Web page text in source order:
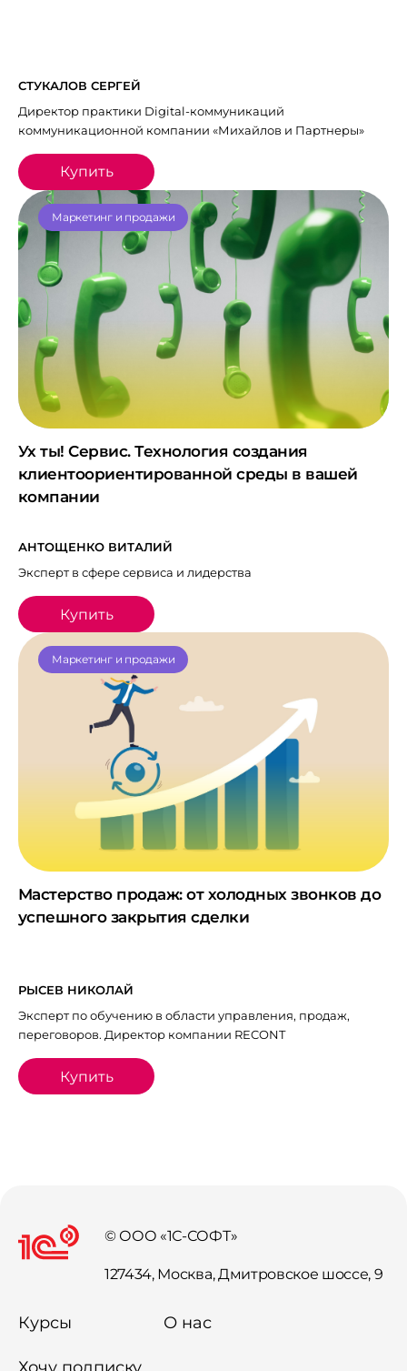
СТУКАЛОВ СЕРГЕЙ
Директор практики Digital-коммуникаций
коммуникационной компании «Михайлов и Партнеры»
Купить
Ух ты! Сервис. Технология создания
клиентоориентированной среды в вашей
компании
АНТОЩЕНКО ВИТАЛИЙ
Эксперт в сфере сервиса и лидерства
Купить
Маркетинг и продажи
Мастерство продаж: от холодных звонков до
успешного закрытия сделки
РЫСЕВ НИКОЛАЙ
Эксперт по обучению в области управления, продаж,
переговоров. Директор компании RECONT
Купить
Маркетинг и продажи
Курсы О нас
© ООО «1С-СОФТ»
127434, Москва, Дмитровское шоссе, 9